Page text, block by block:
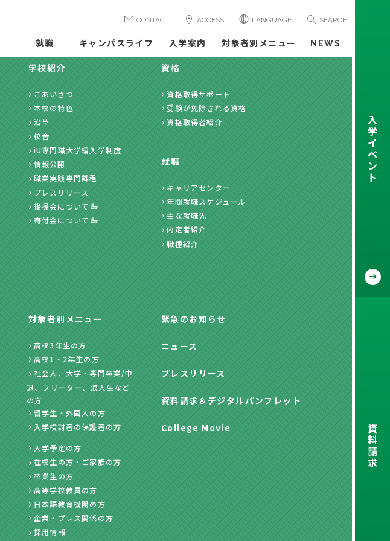
CONTACT ACCESS LANGUAGE SEARCH
就職 キャンパスライフ 入学案内 対象者別メニュー NEWS
学校紹介
ごあいさつ
本校の特色
沿革
校舎
iU専門職大学編入学制度
情報公開
職業実践専門課程
プレスリリース
後援会について
寄付金について
資格
資格取得サポート
受験が免除される資格
資格取得者紹介
就職
キャリアセンター
年間就職スケジュール
主な就職先
内定者紹介
職種紹介
対象者別メニュー
高校3年生の方
高校1・2年生の方
社会人、大学・専門卒業/中
退、フリーター、浪人生など
の方
留学生・外国人の方
入学検討者の保護者の方
入学予定の方
在校生の方・ご家族の方
卒業生の方
高等学校教員の方
日本語教育機関の方
企業・プレス関係の方
採用情報
緊急のお知らせ
ニュース
プレスリリース
資料請求 ＆デジタルパンフレット
College Movie
入
学
イ
ベ
ン
ト
資
料
請
求